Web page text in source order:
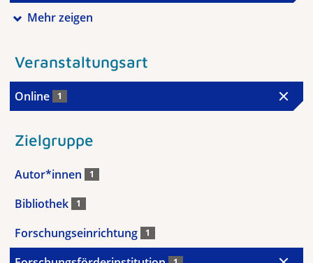
Mehr zeigen
Veranstaltungsart
Online 1
Zielgruppe
Autor*innen 1
Bibliothek 1
Forschungseinrichtung 1